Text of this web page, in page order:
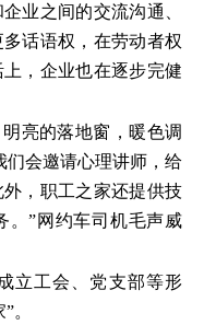
业之间的交流沟通、
话语权，在劳动者权
，企业也在逐步完健
亮的落地窗，暖色调
们会邀请心理讲师，给
，职工之家还提供技
。”网约车司机毛声威
立工会、党支部等形
。